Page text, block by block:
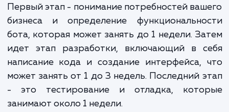
Уточнение стоимости разработки чат-бота требует
детального обсуждения ваших требований и целей
Мы готовы обсудить ваши потребности и предложить
индивидуальную оценку стоимости, которая будет
Обратите внимание, что указанные цены являются
ориентировочными и могут изменяться в зависимости от
конкретных требований проекта и предложений